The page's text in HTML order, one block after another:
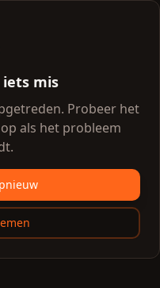
iets mis
Probeer het
als het probleem